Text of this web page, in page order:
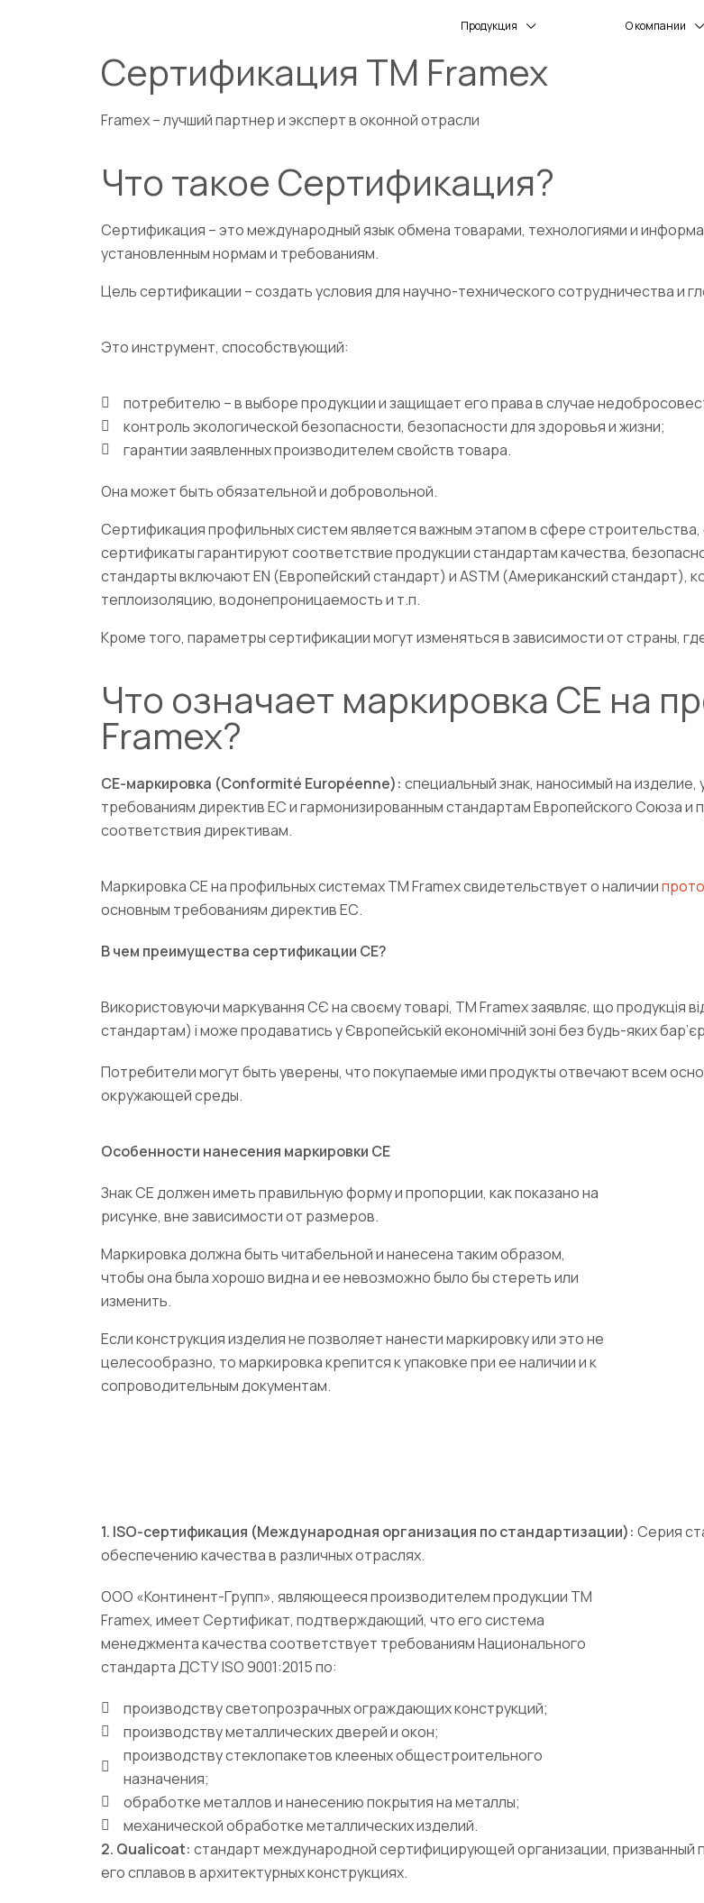
Продукция О компании
Сертификация TM Framex
Framex – лучший партнер и эксперт в оконной отрасли
Что такое Сертификация?
Сертификация – это международный язык обмена товарами, технологиями и
установленным нормам и требованиям.
Цель сертификации – создать условия для научно-технического сотрудничества и
Это инструмент, способствующий:
потребителю – в выборе продукции и защищает его права в случае
контроль экологической безопасности, безопасности для здоровья и жизни;
гарантии заявленных производителем свойств товара.
Она может быть обязательной и добровольной.
Сертификация профильных систем является важным этапом в сфере
сертификаты гарантируют соответствие продукции стандартам качества,
стандарты включают EN (Европейский стандарт) и ASTM (Американский стандарт),
теплоизоляцию, водонепроницаемость и т.п.
Кроме того, параметры сертификации могут изменяться в зависимости от страны,
Что означает маркировка СЕ на
Framex?
CЕ-маркировка (Conformité Européenne): специальный знак, наносимый на
требованиям директив ЕС и гармонизированным стандартам Европейского Союза
соответствия директивам.
Маркировка СЕ на профильных системах TM Framex свидетельствует о наличии
основным требованиям директив ЕС.
В чем преимущества сертификации CE?
Використовуючи маркування СЄ на своєму товарі, TM Framex заявляє, що продукція
стандартам) і може продаватись у Європейській економічній зоні без будь-яких
Потребители могут быть уверены, что покупаемые ими продукты отвечают всем
окружающей среды.
Особенности нанесения маркировки СЕ
Знак СЕ должен иметь правильную форму и пропорции, как показано на
рисунке, вне зависимости от размеров.
Маркировка должна быть читабельной и нанесена таким образом,
чтобы она была хорошо видна и ее невозможно было бы стереть или
изменить.
Если конструкция изделия не позволяет нанести маркировку или это не
целесообразно, то маркировка крепится к упаковке при ее наличии и к
сопроводительным документам.
1. ISO-сертификация (Международная организация по стандартизации): Серия
обеспечению качества в различных отраслях.
ООО «Континент-Групп», являющееся производителем продукции TM
Framex, имеет Сертификат, подтверждающий, что его система
менеджмента качества соответствует требованиям Национального
стандарта ДСТУ ISO 9001:2015 по:
производству светопрозрачных ограждающих конструкций;
производству металлических дверей и окон;
производству стеклопакетов клееных общестроительного
назначения;
обработке металлов и нанесению покрытия на металлы;
механической обработке металлических изделий.
2. Qualicoat: стандарт международной сертифицирующей организации, призванный
его сплавов в архитектурных конструкциях.